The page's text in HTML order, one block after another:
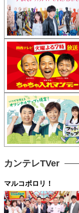
カンテレTVer
マルコポロリ！